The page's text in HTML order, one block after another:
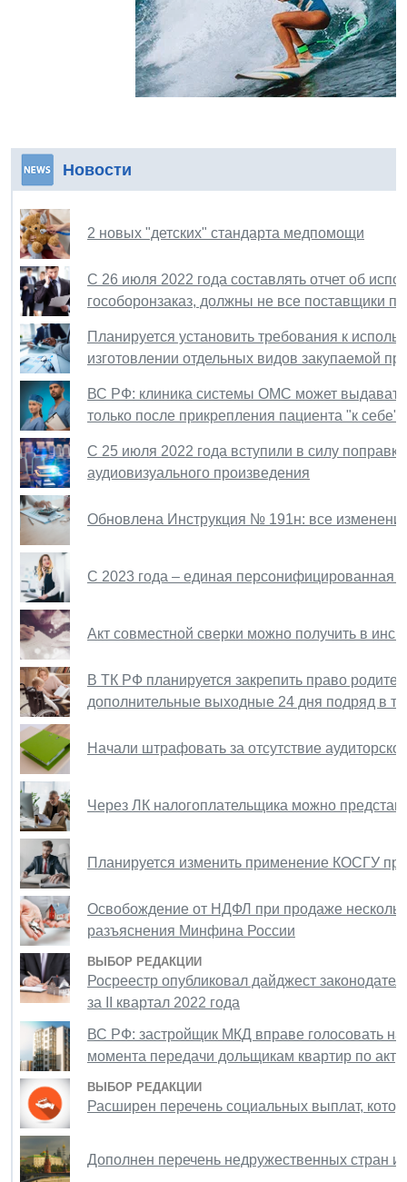
Новости
2 новых "детских" стандарта медпомощи
С 26 июля 2022 года составлять отчет об
гособоронзаказ, должны не все поставщики
Планируется установить требования к
изготовлении отдельных видов закупаемой
ВС РФ: клиника системы ОМС может
только после прикрепления пациента "к себе"
С 25 июля 2022 года вступили в силу
аудиовизуального произведения
Обновлена Инструкция № 191н: все
С 2023 года – единая персонифицированная
Акт совместной сверки можно получить в
В ТК РФ планируется закрепить право
дополнительные выходные 24 дня подряд в
Начали штрафовать за отсутствие
Через ЛК налогоплательщика можно
Планируется изменить применение КОСГУ
Освобождение от НДФЛ при продаже
разъяснения Минфина России
ВЫБОР РЕДАКЦИИ
Росреестр опубликовал дайджест
за II квартал 2022 года
ВС РФ: застройщик МКД вправе голосовать
момента передачи дольщикам квартир по
ВЫБОР РЕДАКЦИИ
Расширен перечень социальных выплат,
Дополнен перечень недружественных стран и